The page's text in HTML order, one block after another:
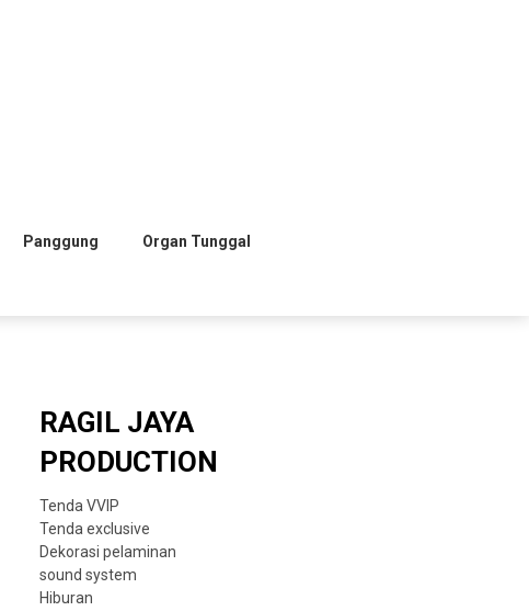
Panggung Organ Tunggal
RAGIL JAYA
PRODUCTION
Tenda VVIP
Tenda exclusive
Dekorasi pelaminan
sound system
Hiburan